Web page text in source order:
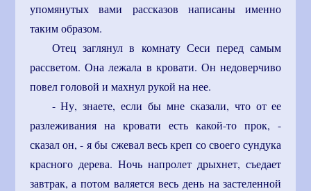
упомянутых вами рассказов написаны именно
таким образом.
Отец заглянул в комнату Сеси перед самым
рассветом. Она лежала в кровати. Он недоверчиво
повел головой и махнул рукой на нее.
- Ну, знаете, если бы мне сказали, что от ее
разлеживания на кровати есть какой-то прок, -
сказал он, - я бы сжевал весь креп со своего сундука
красного дерева. Ночь напролет дрыхнет, съедает
завтрак, а потом валяется весь день на застеленной